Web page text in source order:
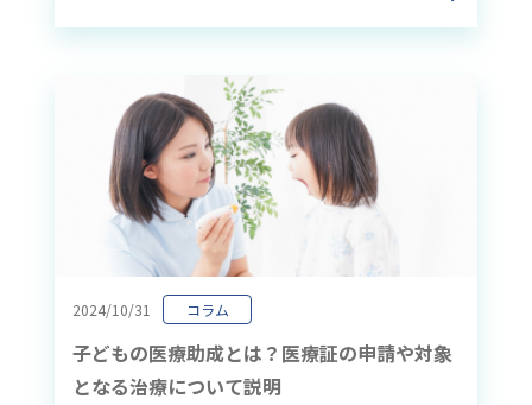
2024/10/31 コラム
子どもの医療助成とは？医療証の申請や対象
となる治療について説明